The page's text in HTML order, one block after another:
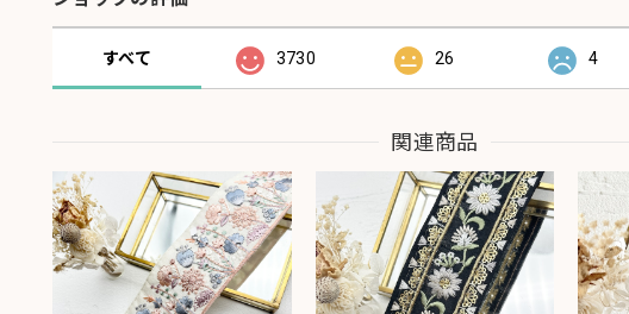
すべて 3730 26 4
関連商品